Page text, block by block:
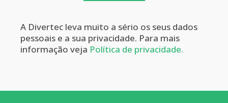
A Divertec leva muito a sério os seus dados
pessoais e a sua privacidade. Para mais
informação veja Política de privacidade.